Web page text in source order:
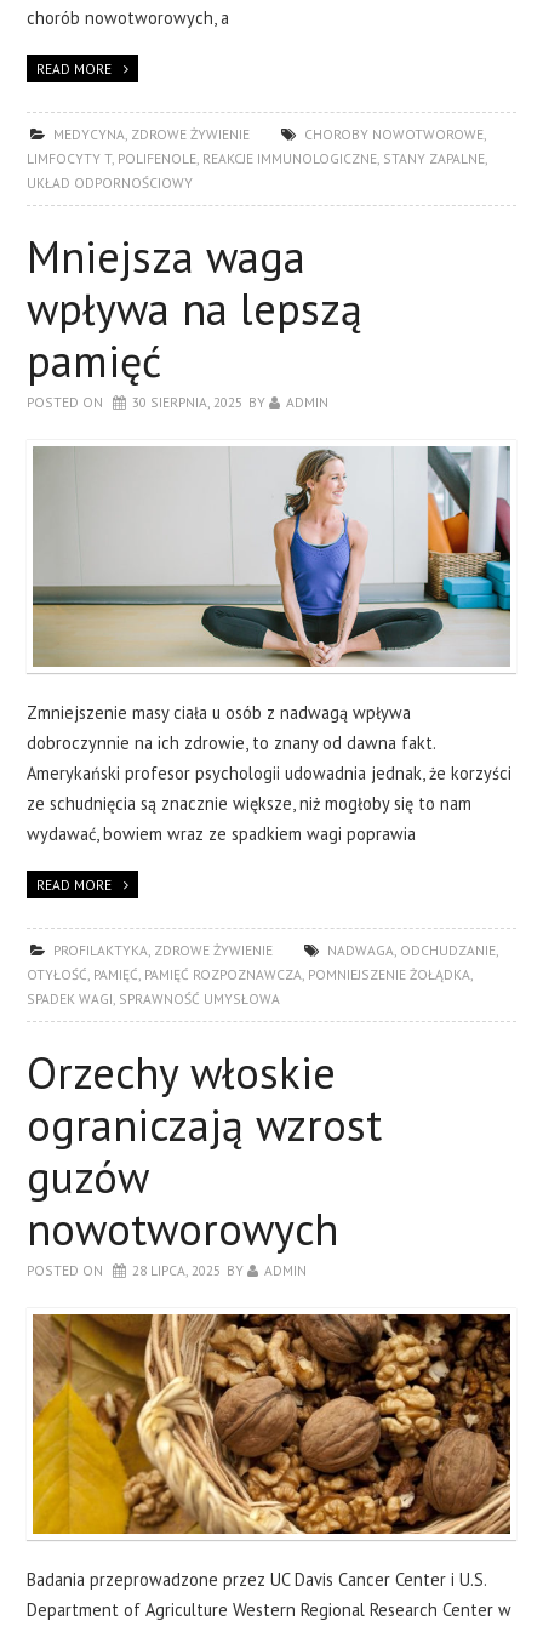
chorób nowotworowych, a
READ MORE
MEDYCYNA, ZDROWE ŻYWIENIE CHOROBY NOWOTWOROWE,
LIMFOCYTY T, POLIFENOLE, REAKCJE IMMUNOLOGICZNE, STANY ZAPALNE,
UKŁAD ODPORNOŚCIOWY
Mniejsza waga
wpływa na lepszą
pamięć
POSTED ON 30 SIERPNIA, 2025 BY ADMIN
Zmniejszenie masy ciała u osób z nadwagą wpływa
dobroczynnie na ich zdrowie, to znany od dawna fakt.
Amerykański profesor psychologii udowadnia jednak, że korzyści
ze schudnięcia są znacznie większe, niż mogłoby się to nam
wydawać, bowiem wraz ze spadkiem wagi poprawia
READ MORE
PROFILAKTYKA ZDROWE ŻYWIENIE NADWAGA ODCHUDZANIE
OTYŁOŚĆ PAMIĘĆ PAMIĘĆ ROZPOZNAWCZA POMNIEJSZENIE ŻOŁĄDKA
SPADEK WAGI SPRAWNOŚĆ UMYSŁOWA
Orzechy włoskie
ograniczają wzrost
guzów
nowotworowych
POSTED ON 28 LIPCA, 2025 BY ADMIN
Badania przeprowadzone przez UC Davis Cancer Center i U.S.
Department of Agriculture Western Regional Research Center w